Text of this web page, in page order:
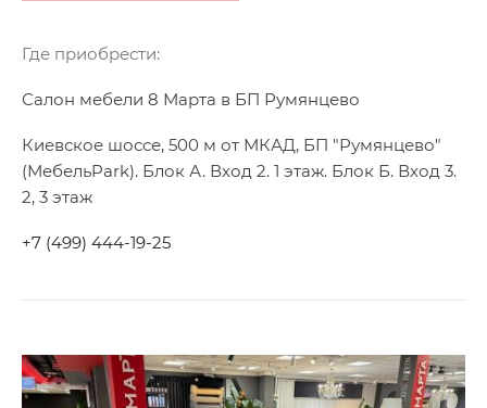
Где приобрести:
Салон мебели 8 Марта в БП Румянцево
Киевское шоссе, 500 м от МКАД, БП "Румянцево"
(МебельPark). Блок А. Вход 2. 1 этаж. Блок Б. Вход 3.
2, 3 этаж
+7 (499) 444-19-25